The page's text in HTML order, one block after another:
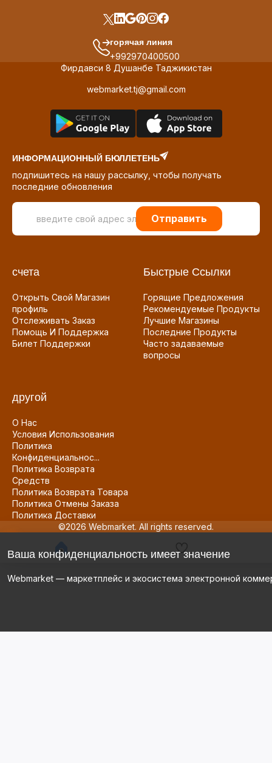
горячая линия
+992970400500
Фирдавси 8 Душанбе Таджикистан
webmarket.tj@gmail.com
ИНФОРМАЦИОННЫЙ БЮЛЛЕТЕНЬ
подпишитесь на нашу рассылку, чтобы получать
последние обновления
Отправить
счета
Открыть Свой Магазин
профиль
Отслеживать Заказ
Помощь И Поддержка
Билет Поддержки
Быстрые Ссылки
Горящие Предложения
Рекомендуемые Продукты
Лучшие Магазины
Последние Продукты
Часто задаваемые
вопросы
другой
О Нас
Условия Использования
Политика
Конфиденциальнос...
Политика Возврата
Средств
Политика Возврата Товара
Политика Отмены Заказа
Политика Доставки
©2026 Webmarket. All rights reserved.
Ваша конфиденциальность имеет значение
Webmarket — маркетплейс и экосистема электронной